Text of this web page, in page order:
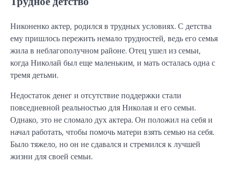
Никоненко актер, родился в трудных условиях. С детства
ему пришлось пережить немало трудностей, ведь его семья
жила в неблагополучном районе. Отец ушел из семьи,
когда Николай был еще маленьким, и мать осталась одна с
тремя детьми.
Недостаток денег и отсутствие поддержки стали
повседневной реальностью для Николая и его семьи.
Однако, это не сломало дух актера. Он положил на себя и
начал работать, чтобы помочь матери взять семью на себя.
Было тяжело, но он не сдавался и стремился к лучшей
жизни для своей семьи.